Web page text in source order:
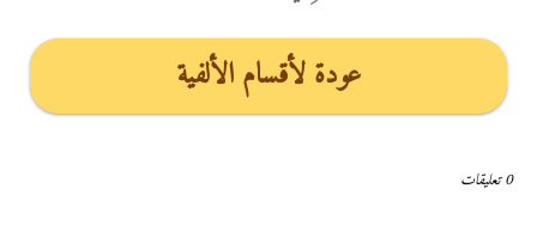
عودة لأقسام الألفية
0 تعليقات